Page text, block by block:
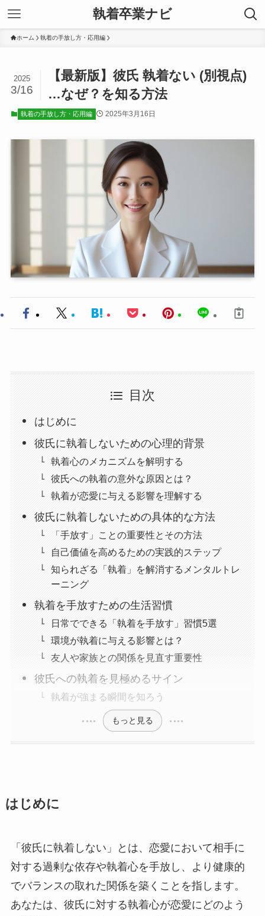
執着卒業ナビ
ホーム 執着の手放し方・応用編
【最新版】彼氏 執着ない (別視点)
…なぜ？を知る方法
2025
3/16
執着の手放し方・応用編 2025年3月16日
目次
はじめに
彼氏に執着しないための心理的背景
執着心のメカニズムを解明する
彼氏への執着の意外な原因とは？
執着が恋愛に与える影響を理解する
彼氏に執着しないための具体的な方法
「手放す」ことの重要性とその方法
自己価値を高めるための実践的ステップ
知られざる「執着」を解消するメンタルトレ
ーニング
執着を手放すための生活習慣
日常でできる「執着を手放す」習慣5選
環境が執着に与える影響とは？
友人や家族との関係を見直す重要性
彼氏への執着を見極めるサイン
執着が強まる瞬間を知ろう
もっと見る
はじめに
「彼氏に執着しない」とは、恋愛において相手に
対する過剰な依存や執着心を手放し、より健康的
でバランスの取れた関係を築くことを指します。
あなたは、彼氏に対する執着心が恋愛にどのよう